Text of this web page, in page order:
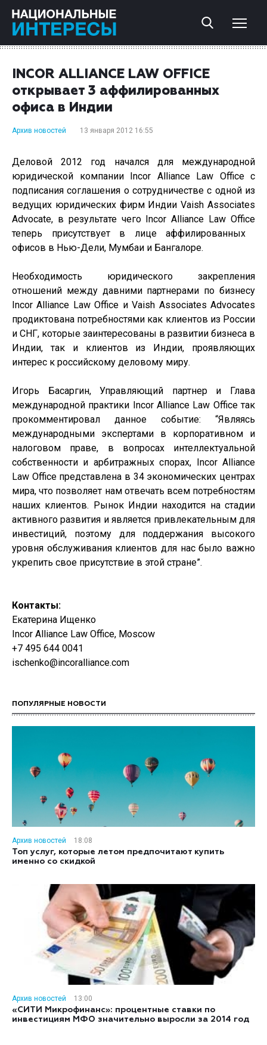
INCOR ALLIANCE LAW OFFICE
открывает 3 аффилированных
офиса в Индии
Архив новостей 13 января 2012 16:55
Деловой 2012 год начался для международной
юридической компании Incor Alliance Law Officeс
подписания соглашения о сотрудничестве с одной из
ведущих юридических фирм ИндииVaish Associates
Advocate, в результате чего Incor Alliance Law Office
теперь присутствует в лице аффилированных
офисов в Нью-Дели, Мумбаи и Бангалоре.
Необходимость юридического закрепления
отношений между давними партнерами по бизнесу
Incor Alliance Law Office иVaish Associates Advocates
продиктована потребностями как клиентов из России
и СНГ, которые заинтересованы в развитии бизнеса в
Индии, так и клиентов из Индии, проявляющих
интерес к российскому деловому миру.
Игорь Басаргин, Управляющий партнер и Глава
международной практики Incor Alliance Law Officeтак
прокомментировал данное событие: “Являясь
международными экспертами в корпоративном и
налоговом праве, в вопросах интеллектуальной
собственности и арбитражных спорах, Incor Alliance
Law Officeпредставлена в 34 экономических центрах
мира, что позволяет нам отвечать всем потребностям
наших клиентов. Рынок Индии находится на стадии
активного развития и является привлекательным для
инвестиций, поэтому для поддержания высокого
уровня обслуживания клиентов для нас было важно
укрепить свое присутствие в этой стране”.
Контакты:
Екатерина Ищенко
Incor Alliance Law Office, Moscow
+7 495 644 0041
ischenko@incoralliance.com
ПОПУЛЯРНЫЕ НОВОСТИ
Архив новостей
18:08
Топ услуг, которые летом предпочитают купить
именно со скидкой
Архив новостей
13:00
«СИТИ Микрофинанс»: процентные ставки по
инвестициям МФО значительно выросли за 2014 год